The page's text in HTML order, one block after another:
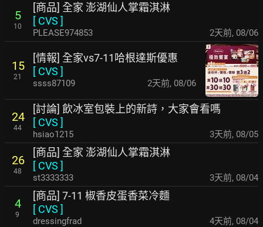
5
10
[商品] 全家 澎湖仙人掌霜淇淋
[ CVS ]
PLEASE974853 2天前, 08/06
15
21
[情報] 全家vs7-11哈根達斯優惠
[ CVS ]
ssss87109 2天前, 08/06
24
44
[討論] 飲冰室包裝上的新詩，大家會看嗎
[ CVS ]
hsiao1215 3天前, 08/05
26
48
[商品] 全家 澎湖仙人掌霜淇淋
[ CVS ]
st3333333 3天前, 08/04
4
9
[商品] 7-11 椒香皮蛋香菜冷麵
[ CVS ]
dressingfrad 4天前, 08/04